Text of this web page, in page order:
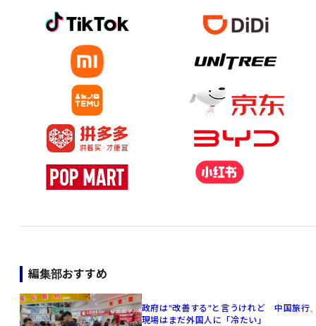
編集部おすすめ
政府は"改善する"と言うけれど 中国旅行
現場はまだ外国人に「冷たい」